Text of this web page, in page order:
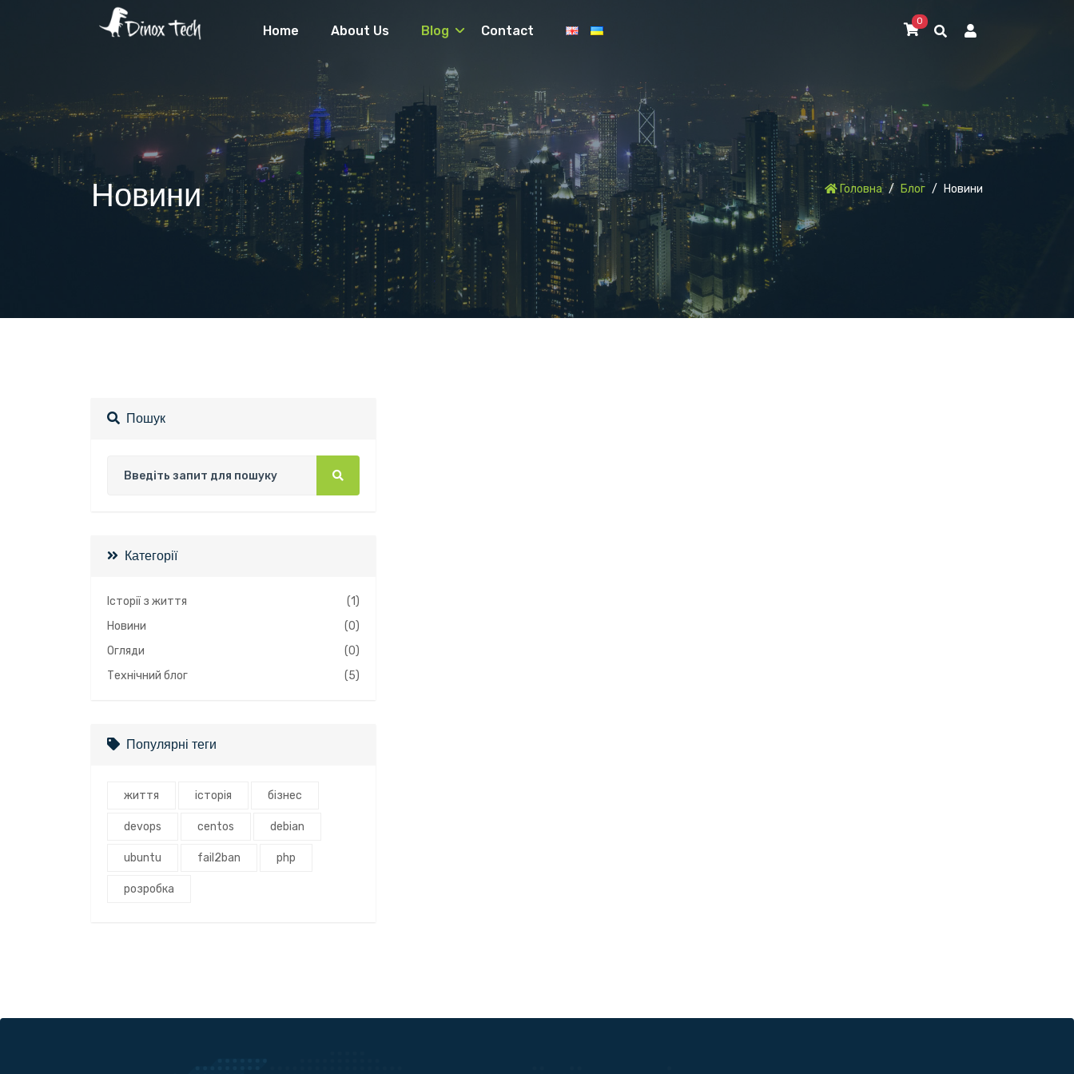
Home About Us Blog Contact
0
Новини Головна Блог Новини
Пошук
Категорії
Історії з життя
(1)
Новини
(0)
Огляди
(0)
Технічний блог
(5)
Популярні теги
життя історія бізнес
devops centos debian
ubuntu fail2ban php
розробка